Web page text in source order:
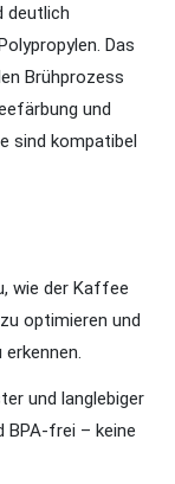
deutlich
Das
Brühprozess
und
sind kompatibel
wie der Kaffee
optimieren und
und langlebiger
BPA-frei – keine